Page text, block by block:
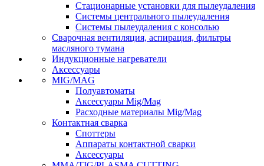
Стационарные установки для пылеудаления
Системы центрального пылеудаления
Системы пылеудаления с консолью
Сварочная вентиляция, аспирация, фильтры
масляного тумана
Индукционные нагреватели
Аксессуары
MIG/MAG
Полуавтоматы
Аксессуары Mig/Mag
Расходные материалы Mig/Mag
Контактная сварка
Споттеры
Аппараты контактной сварки
Аксессуары